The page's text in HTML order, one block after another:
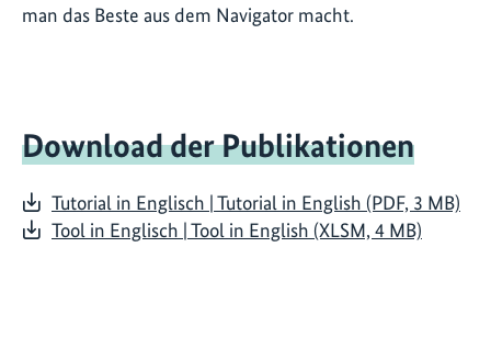
man das Beste aus dem Navigator macht.
Download der Publikationen
Tutorial in Englisch | Tutorial in English (PDF, 3 MB)
Tool in Englisch | Tool in English (XLSM, 4 MB)